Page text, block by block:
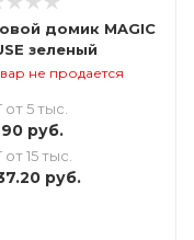
домик MAGIC
зеленый
не продается
5 тыс.
руб.
15 тыс.
руб.